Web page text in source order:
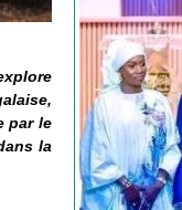
par le
la